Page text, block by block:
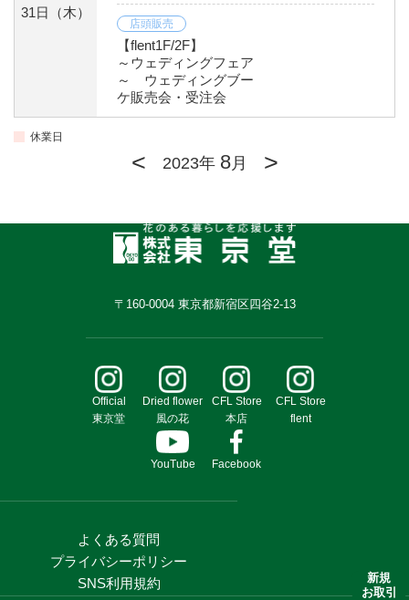
31日 （木）
店頭販売
【flent1F/2F】
～ウェディングフェア
～ ウェディングブー
ケ販売会・受注会
休業日
< 2023年 8月 >
新規
お取引
〒160-0004 東京都新宿区四谷2-13
Official
東京堂
Dried flower
風の花
CFL Store
本店
CFL Store
flent
YouTube Facebook
よくある質問
プライバシーポリシー
SNS利用規約